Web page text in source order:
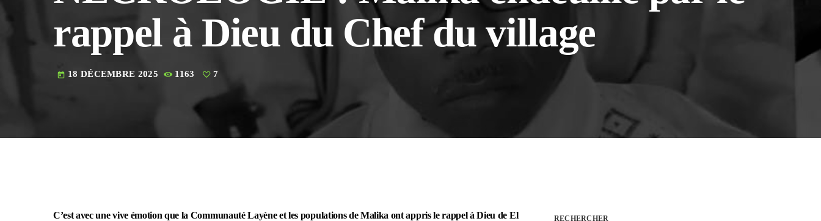
rappel à Dieu du Chef du village
today 18 DÉCEMBRE 2025 1163 7
C’est avec une vive émotion que la Communauté Layène et les populations de Malika ont appris le rappel à Dieu de El
RECHERCHER